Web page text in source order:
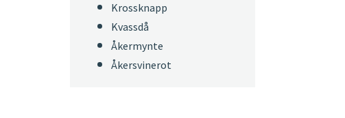
Krossknapp
Kvassdå
Åkermynte
Åkersvinerot